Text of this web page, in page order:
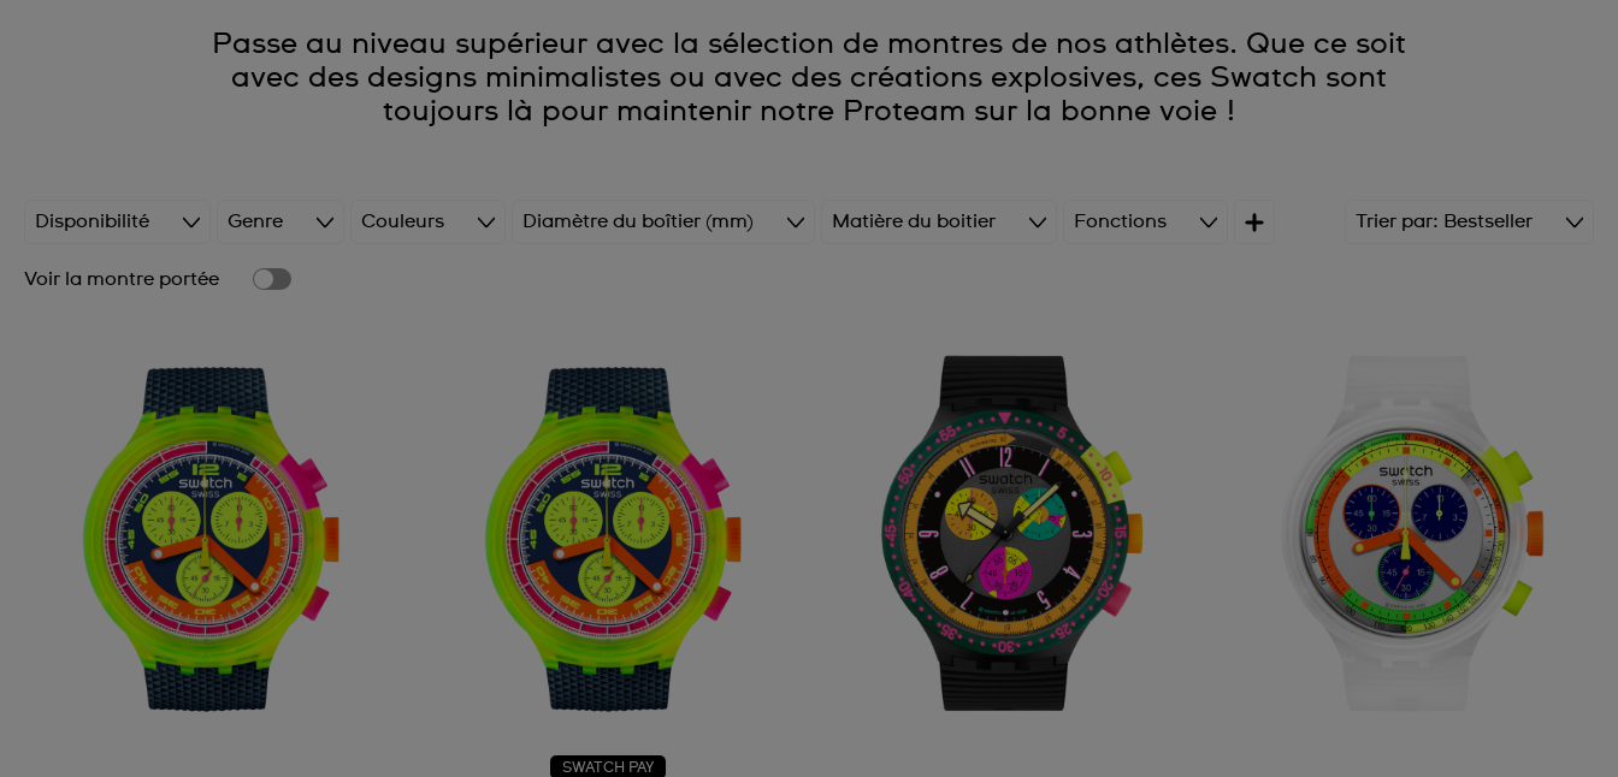
Passe au niveau supérieur avec la sélection de montres de nos athlètes. Que ce soit
avec des designs minimalistes ou avec des créations explosives, ces Swatch sont
toujours là pour maintenir notre Proteam sur la bonne voie !
Disponibilité Genre Couleurs Diamètre du boîtier (mm) Matière du boitier Fonctions Trier par Bestseller
Voir la montre portée
SWATCH PAY